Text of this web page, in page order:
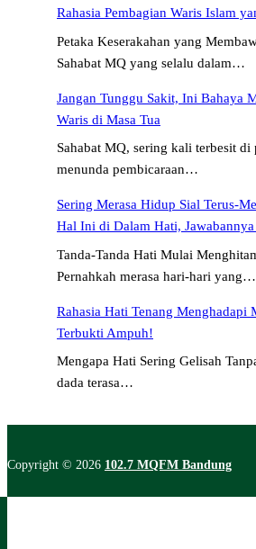
Rahasia Pembagian Waris Islam
Petaka Keserakahan yang
Sahabat MQ yang selalu dalam…
Jangan Tunggu Sakit, Ini Bahaya
Waris di Masa Tua
Sahabat MQ, sering kali terbesit
menunda pembicaraan…
Sering Merasa Hidup Sial Terus-
Hal Ini di Dalam Hati,
Tanda-Tanda Hati Mulai
Pernahkah merasa hari-hari yang…
Rahasia Hati Tenang Menghadapi
Terbukti Ampuh!
Mengapa Hati Sering Gelisah
dada terasa…
Copyright © 2026 102.7 MQFM Bandung